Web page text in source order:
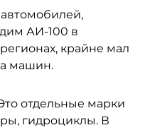
АИ-100 в
крайне мал
машин.
отдельные марки
гидроциклы. В